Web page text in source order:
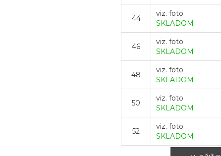
44
viz. foto
SKLADOM
46
viz. foto
SKLADOM
48
viz. foto
SKLADOM
50
viz. foto
SKLADOM
52
viz. foto
SKLADOM